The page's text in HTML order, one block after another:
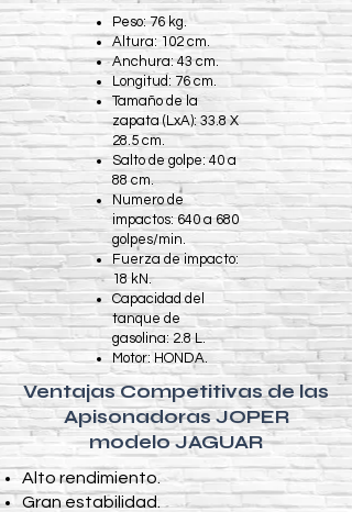
Peso: 76 kg.​
Altura: 102 cm.
Anchura: 43 cm.
Longitud: 76 cm.
Tamaño de la
zapata (LxA): 33.8 X
28.5 cm.
Salto de golpe: 40 a
88 cm.
Numero de
impactos: 640 a 680
golpes/min.
Fuerza de impacto:
18 kN.
Capacidad del
tanque de
gasolina: 2.8 L.
Motor: HONDA.
Ventajas Competitivas de las
Apisonadoras JOPER
modelo JAGUAR
Alto rendimiento.
Gran estabilidad.